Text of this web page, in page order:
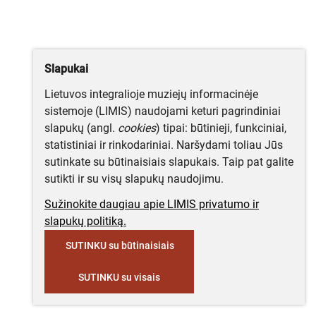
Slapukai
Lietuvos integralioje muziejų informacinėje
sistemoje (LIMIS) naudojami keturi pagrindiniai
slapukų (angl. cookies) tipai: būtinieji, funkciniai,
statistiniai ir rinkodariniai. Naršydami toliau Jūs
sutinkate su būtinaisiais slapukais. Taip pat galite
sutikti ir su visų slapukų naudojimu.
Sužinokite daugiau apie LIMIS privatumo ir
slapukų politiką.
SUTINKU su būtinaisiais
SUTINKU su visais